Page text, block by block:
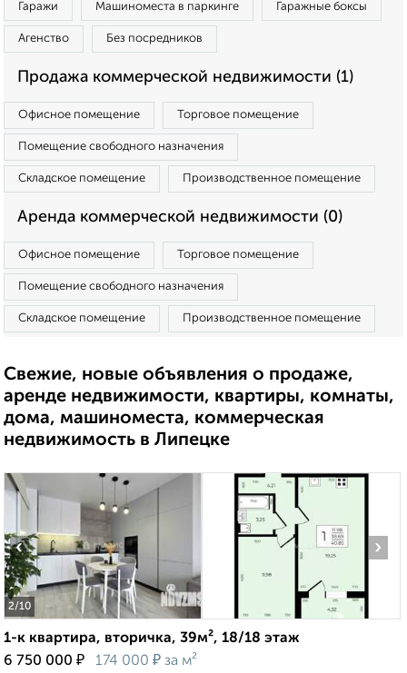
Гаражи Машиноместа в паркинге Гаражные боксы
Агенство Без посредников
Продажа коммерческой недвижимости (1)
Офисное помещение Торговое помещение
Помещение свободного назначения
Складское помещение Производственное помещение
Аренда коммерческой недвижимости (0)
Офисное помещение Торговое помещение
Помещение свободного назначения
Складское помещение Производственное помещение
Свежие, новые объявления о продаже,
аренде недвижимости, квартиры, комнаты,
дома, машиноместа, коммерческая
недвижимость в Липецке
2/10
‹ ›
1-к квартира, вторичка, 39м², 18/18 этаж
6 750 000 ₽ 174 000 ₽ за м²